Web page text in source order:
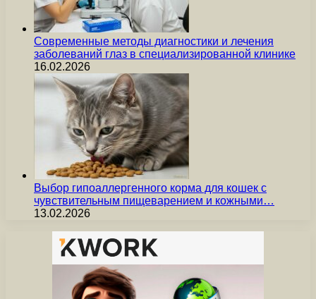
Современные методы диагностики и лечения
заболеваний глаз в специализированной клинике
16.02.2026
Выбор гипоаллергенного корма для кошек с
чувствительным пищеварением и кожными…
13.02.2026